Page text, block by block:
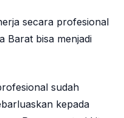
secara profesional
Barat bisa menjadi
sudah
kepada